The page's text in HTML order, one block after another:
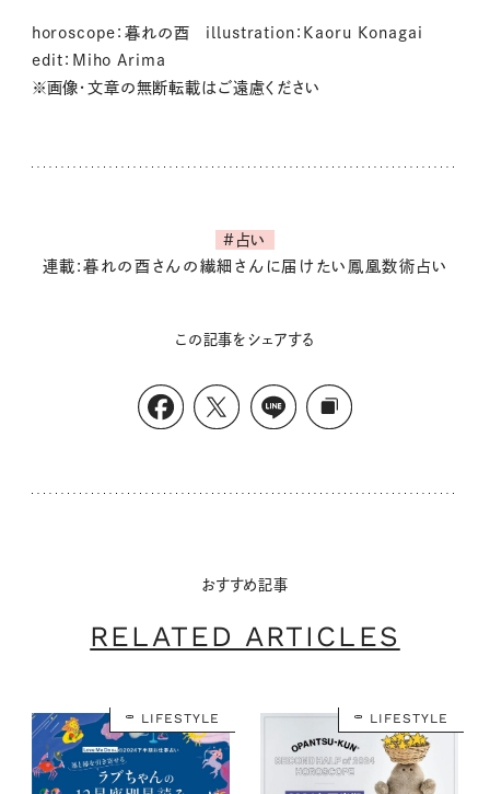
horoscope：暮れの酉 illustration：Kaoru Konagai
edit：Miho Arima
※画像・文章の無断転載はご遠慮ください
#占い
連載:暮れの酉さんの繊細さんに届けたい鳳凰数術占い
この記事をシェアする
おすすめ記事
RELATED ARTICLES
LIFESTYLE LIFESTYLE